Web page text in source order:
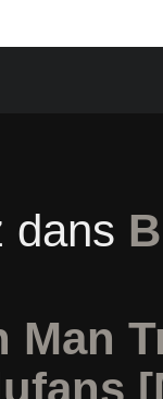
dans
Man